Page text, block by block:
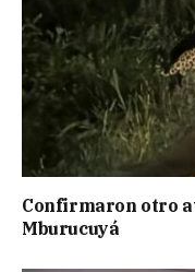
Confirmaron otro
Mburucuyá